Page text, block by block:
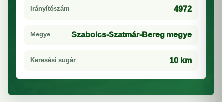
Irányítószám 4972
Megye Szabolcs-Szatmár-Bereg megye
Keresési sugár 10 km